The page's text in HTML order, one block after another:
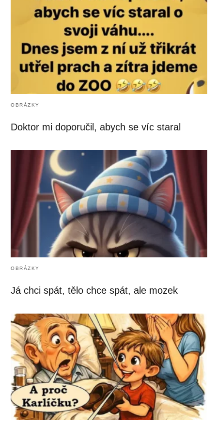
OBRÁZKY
Doktor mi doporučil, abych se víc staral
OBRÁZKY
Já chci spát, tělo chce spát, ale mozek